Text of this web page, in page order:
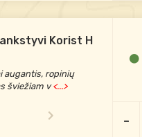
Korist H
augantis, ropinių
šviežiam v<...>
-